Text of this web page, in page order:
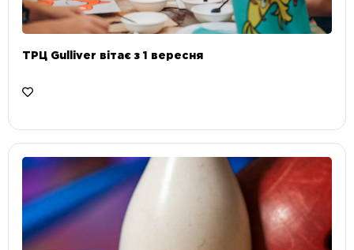
ТРЦ Gulliver вітає з 1 вересня